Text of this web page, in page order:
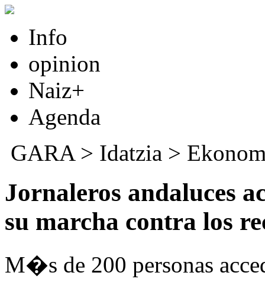
Info
opinion
Naiz+
Agenda
GARA> Idatzia >
Jornaleros andaluces
su marcha contra los
M�s de 200 personas